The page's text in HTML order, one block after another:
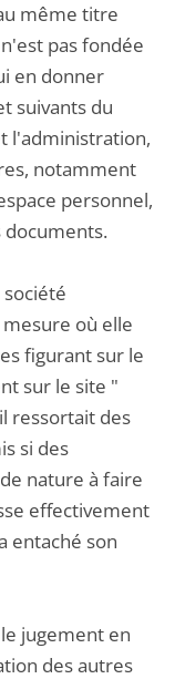
même titre
pas fondée
en donner
suivants du
l'administration,
notamment
personnel,
documents.
où elle
figurant sur le
sur le site "
ressortait des
si des
nature à faire
effectivement
entaché son
jugement en
des autres